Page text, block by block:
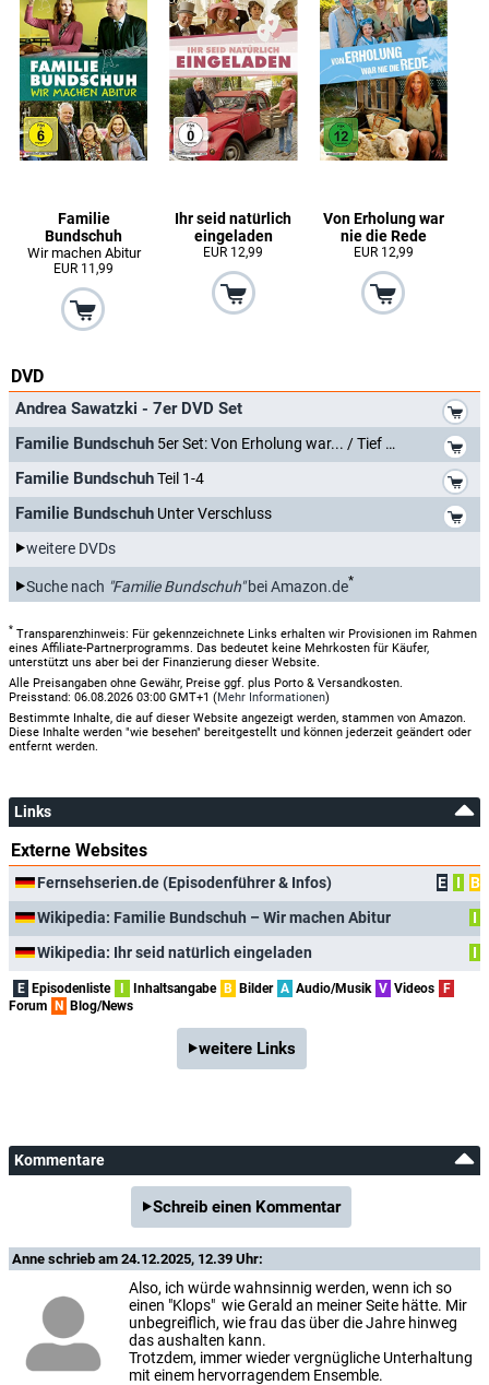
Familie
Bundschuh
Wir machen Abitur
EUR 11,99
Ihr seid natürlich
eingeladen
EUR 12,99
Von Erholung war
nie die Rede
EUR 12,99
DVD
Andrea Sawatzki - 7er DVD Set
Familie Bundschuh 5er Set: Von Erholung war... / Tief durchatmen.. / Ihr seid natürlich eingeladen / Familie Bundschuh / Das
Familie BundschuhTeil 1-4
Familie Bundschuh Unter Verschluss
weitere DVDs
Suche nach "Familie Bundschuh"bei Amazon.de*
* Transparenzhinweis: Für gekennzeichnete Links erhalten wir Provisionen im Rahmen
eines Affiliate-Partnerprogramms. Das bedeutet keine Mehrkosten für Käufer,
unterstützt uns aber bei der Finanzierung dieser Website.
Alle Preisangaben ohne Gewähr, Preise ggf. plus Porto & Versandkosten.
Preisstand: 06.08.2026 03:00 GMT+1 (Mehr Informationen)
Bestimmte Inhalte, die auf dieser Website angezeigt werden, stammen von Amazon.
Diese Inhalte werden "wie besehen" bereitgestellt und können jederzeit geändert oder
entfernt werden.
Links
Externe Websites
Fernsehserien.de (Episodenführer & Infos) E I
B
Wikipedia: Familie Bundschuh – Wir machen Abitur
I
Wikipedia: Ihr seid natürlich eingeladen
I
E Episodenliste I Inhaltsangabe B Bilder A Audio/Musik V Videos F
Forum N Blog/News
weitere Links
Kommentare
Schreib einen Kommentar
Anne schrieb am 24.12.2025, 12.39 Uhr:
Also, ich würde wahnsinnig werden, wenn ich so
einen "Klops" wie Gerald an meiner Seite hätte. Mir
unbegreiflich, wie frau das über die Jahre hinweg
das aushalten kann.
Trotzdem, immer wieder vergnügliche Unterhaltung
mit einem hervorragendem Ensemble.